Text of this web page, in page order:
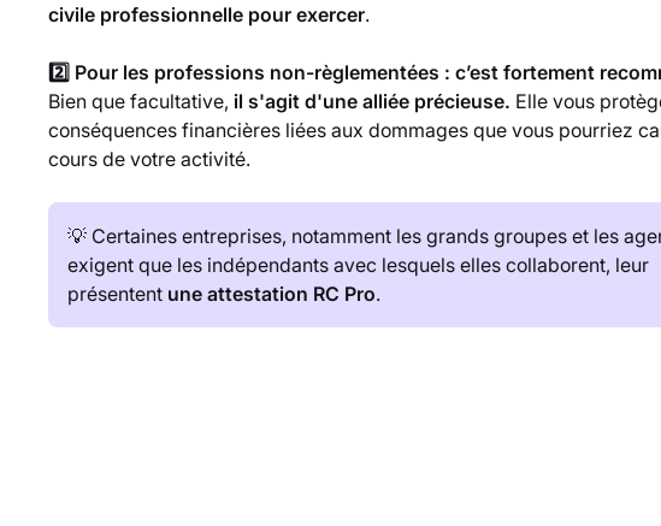
civile professionnelle pour exercer.
2️⃣ Pour les professions non-règlementées : c’est fortement
Bien que facultative, il s'agit d'une alliée précieuse. Elle vous
conséquences financières liées aux dommages que vous pourriez
cours de votre activité.
💡 Certaines entreprises, notamment les grands groupes et les
exigent que les indépendants avec lesquels elles collaborent, leur
présentent une attestation RC Pro.